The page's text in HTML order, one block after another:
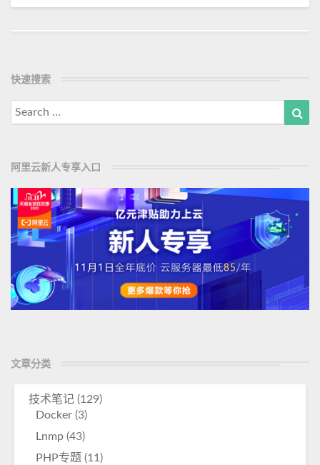
快速搜索
Search
for:
阿里云新人专享入口
文章分类
技术笔记 (129)
Docker (3)
Lnmp (43)
PHP专题 (11)